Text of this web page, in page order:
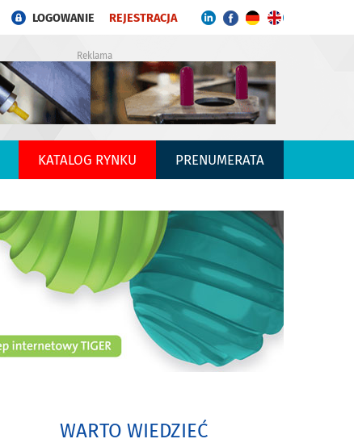
LOGOWANIE REJESTRACJA
Reklama
KATALOG RYNKU PRENUMERATA
WARTO WIEDZIEĆ